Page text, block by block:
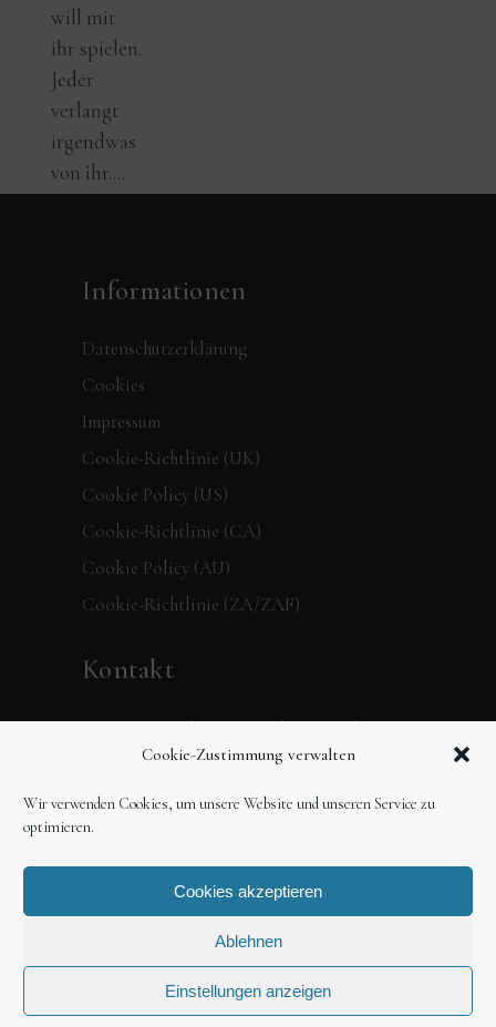
Cookie-Zustimmung verwalten
Wir verwenden Cookies, um unsere Website und unseren Service zu
optimieren.
Cookies akzeptieren
Ablehnen
Einstellungen anzeigen
will mit
ihr spielen.
Jeder
verlangt
irgendwas
von ihr....
Informationen
Datenschutzerklärung
Cookies
Impressum
Cookie-Richtlinie (UK)
Cookie Policy (US)
Cookie-Richtlinie (CA)
Cookie Policy (AU)
Cookie-Richtlinie (ZA/ZAF)
Kontakt
Verpassen Sie keine Neuigkeiten mehr,
folgen Sie dem 360 Grad Verlag in den
sozialen Medien oder schreiben Sie uns
einfach eine Mail.